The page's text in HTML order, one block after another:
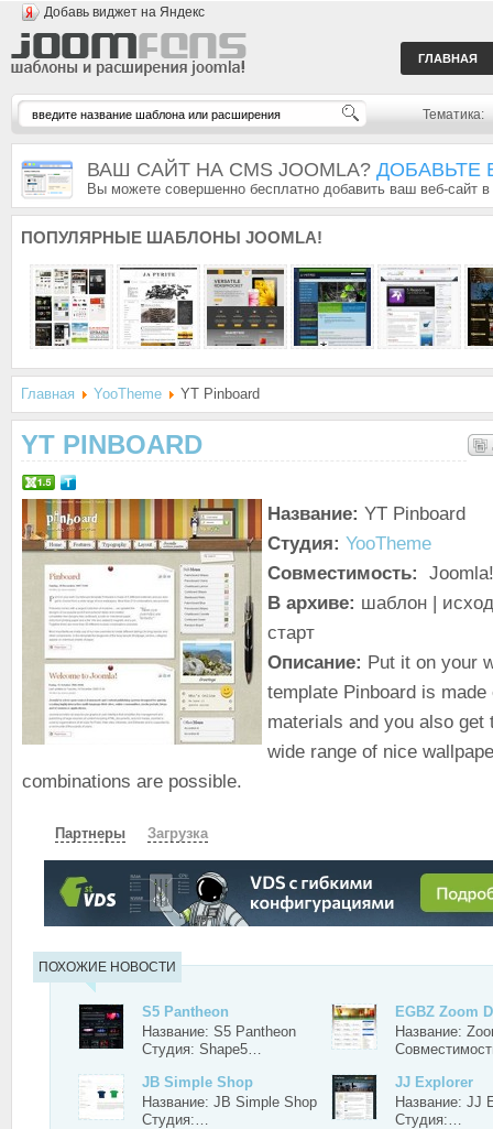
Добавь виджет на Яндекс
ГЛАВНАЯ
Тематика:
ВАШ САЙТ НА CMS JOOMLA? ДОБАВЬТЕ
Вы можете совершенно бесплатно добавить ваш веб-сайт
ПОПУЛЯРНЫЕ ШАБЛОНЫ JOOMLA!
Главная YooTheme YT Pinboard
YT PINBOARD
Название: YT Pinboard
Студия: YooTheme
Совместимость:
В архиве: шаблон |
старт
Описание: Put it on your
template Pinboard is
materials and you also get
wide range of nice
combinations are possible.
Партнеры Загрузка
СКАЧАТЬ ЗЕРКАЛО
ПОХОЖИЕ НОВОСТИ
S5 Pantheon
Название: S5 Pantheon
Студия: Shape5…
EGBZ Zoom
Название:
JB Simple Shop
Название: JB Simple Shop
Студия:…
JJ Explorer
Название: JJ
Студия:…